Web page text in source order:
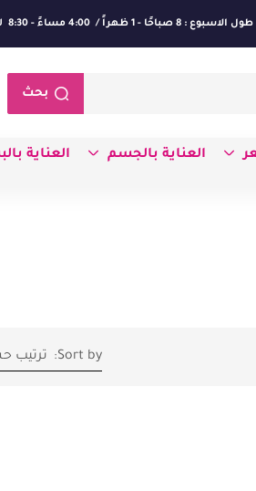
طول الاسبوع : 8 صباحًا - 1 ظهراً / 4:00 مساءً - 8:30 ليلا
بحث
العناية بالجسم العناية
Sort by: ترتيب